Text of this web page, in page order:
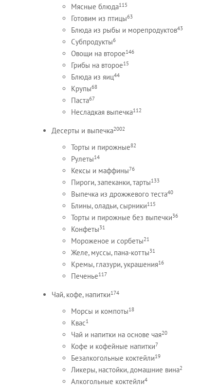
Мясные блюда115
Готовим из птицы63
Блюда из рыбы и морепродуктов43
Субпродукты6
Овощи на второе146
Грибы на второе15
Блюда из яиц44
Крупы68
Паста67
Несладкая выпечка112
Десерты и выпечка2002
Торты и пирожные82
Рулеты14
Кексы и маффины76
Пироги, запеканки, тарты133
Выпечка из дрожжевого теста40
Блины, оладьи, сырники115
Торты и пирожные без выпечки36
Конфеты31
Мороженое и сорбеты21
Желе, муссы, пана-котты31
Кремы, глазури, украшения16
Печенье117
Чай, кофе, напитки174
Морсы и компоты18
Квас1
Чай и напитки на основе чая20
Кофе и кофейные напитки7
Безалкогольные коктейли19
Ликеры, настойки, домашние вина2
Алкогольные коктейли4